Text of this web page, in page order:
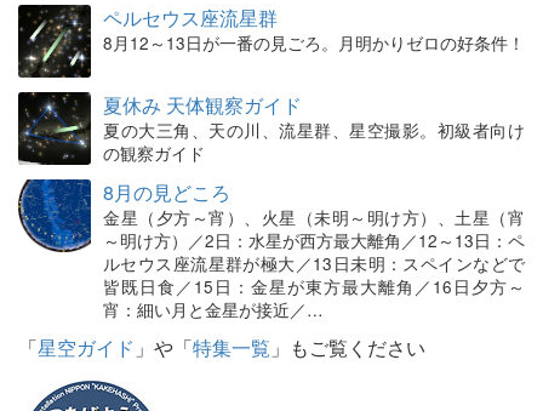
ペルセウス座流星群
8月12～13日が一番の見ごろ。月明かりゼロの好条件！
夏休み 天体観察ガイド
夏の大三角、天の川、流星群、星空撮影。初級者向け
の観察ガイド
8月の見どころ
金星（夕方～宵）、火星（未明～明け方）、土星（宵
～明け方）／2日：水星が西方最大離角／12～13日：ペ
ルセウス座流星群が極大／13日未明：スペインなどで
皆既日食／15日：金星が東方最大離角／16日夕方～
宵：細い月と金星が接近／…
「星空ガイド 」や「特集一覧 」もご覧ください